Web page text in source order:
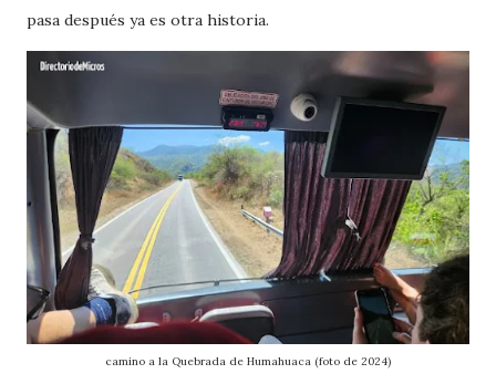
pasa después ya es otra historia.
camino a la Quebrada de Humahuaca (foto de 2024)